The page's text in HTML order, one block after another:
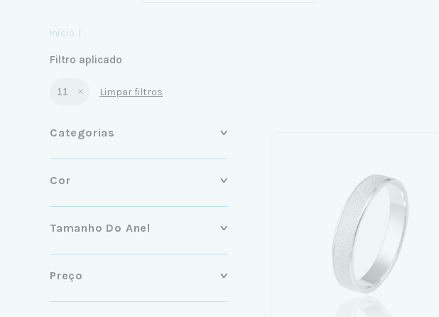
Início
Filtro aplicado
11 Limpar filtros
Categorias
Cor
Tamanho Do Anel
Preço